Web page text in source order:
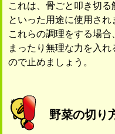
これは、骨ごと叩き切
といった用途に使用され
これらの調理をする場
まったり無理な力を入
ので止めましょう。
野菜の切り